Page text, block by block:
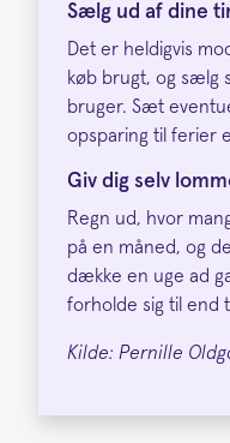
Sælg ud af dine
Det er heldigvis
køb brugt, og sælg
bruger. Sæt
opsparing til ferier
Giv dig selv
Regn ud, hvor
på en måned, og
dække en uge ad
forholde sig til end
Kilde: Pernille